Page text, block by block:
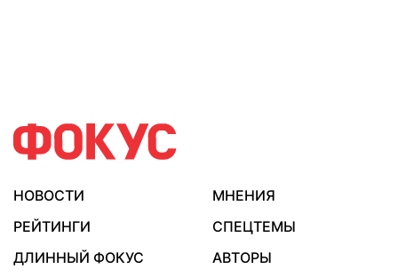
НОВОСТИ
МНЕНИЯ
РЕЙТИНГИ
СПЕЦТЕМЫ
ДЛИННЫЙ ФОКУС
АВТОРЫ